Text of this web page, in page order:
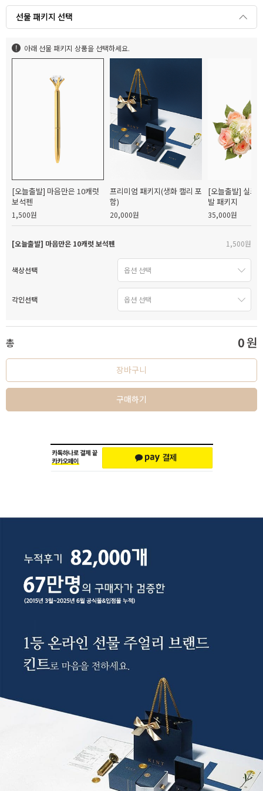
선물 패키지 선택
아래 선물 패키지 상품을 선택하세요.
[오늘출발] 마음만은 10캐럿
보석펜
1,500원
프리미엄 패키지(생화 캘리 포
함)
20,000원
[오늘출발] 실크
발 패키지
35,000원
[오늘출발] 마음만은 10캐럿 보석펜 1,500원
색상선택
각인선택
총 0원
장바구니
구매하기